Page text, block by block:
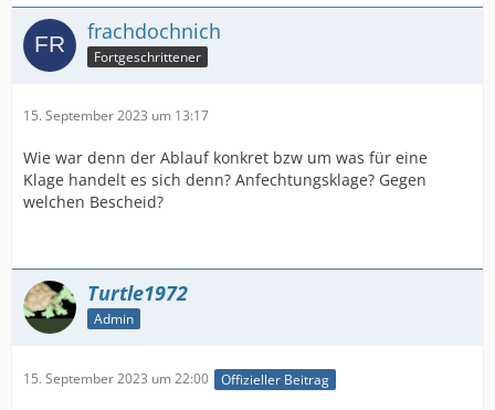
frachdochnich
Fortgeschrittener
15. September 2023 um 13:17
Wie war denn der Ablauf konkret bzw um was für eine
Klage handelt es sich denn? Anfechtungsklage? Gegen
welchen Bescheid?
Turtle1972
Admin
15. September 2023 um 22:00 Offizieller Beitrag